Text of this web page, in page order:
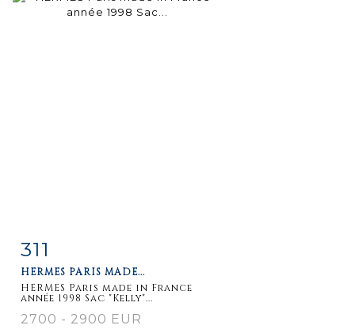
Item detail
311
HERMES PARIS MADE...
HERMES Paris made in France
année 1998 Sac "Kelly"...
2700 - 2900 EUR